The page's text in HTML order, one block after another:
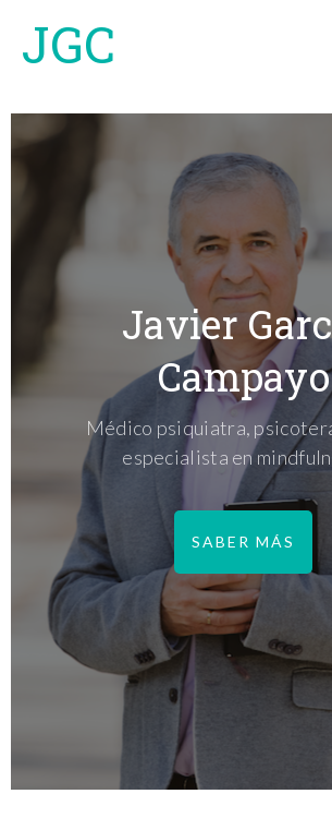
JGC
Javier
Campayo
Médico psiquiatra,
especialista en
SABER MÁS